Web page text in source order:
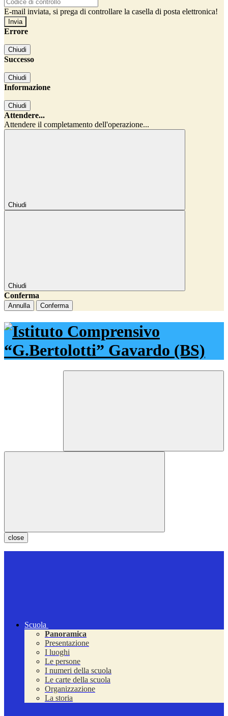
E-mail inviata, si prega di controllare la casella di posta elettronica!
Errore
Chiudi
Successo
Chiudi
Informazione
Chiudi
Attendere...
Attendere il completamento dell'operazione...
Chiudi
Chiudi
Conferma
Annulla Conferma
close
Scuola
Panoramica
Presentazione
I luoghi
Le persone
I numeri della scuola
Le carte della scuola
Organizzazione
La storia